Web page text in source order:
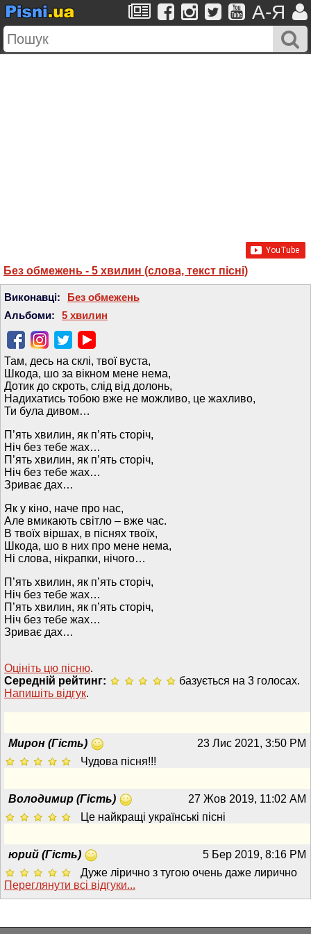
A-Я
Без обмежень - 5 хвилин (слова, текст пісні)
Виконавці:
Без обмежень
Альбоми:
5 хвилин
Там, десь на склі, твої вуста,
Шкода, шо за вікном мене нема,
Дотик до скроть, слід від долонь,
Надихатись тобою вже не можливо, це жахливо,
Ти була дивом…
П’ять хвилин, як п’ять сторіч,
Ніч без тебе жах…
П’ять хвилин, як п’ять сторіч,
Ніч без тебе жах…
Зриває дах…
Як у кіно, наче про нас,
Але вмикають світло – вже час.
В твоїх віршах, в піснях твоїх,
Шкода, шо в них про мене нема,
Ні слова, нікрапки, нічого…
П’ять хвилин, як п’ять сторіч,
Ніч без тебе жах…
П’ять хвилин, як п’ять сторіч,
Ніч без тебе жах…
Зриває дах…
Оцініть цю пісню.
Середній рейтинг:
базується на 3 голосах.
Напишiть вiдгук.
23 Лис 2021, 3:50 PM
Мирон (Гість)
Чудова пісня!!!
27 Жов 2019, 11:02 AM
Володимир (Гість)
Це найкращі українські пісні
5 Бер 2019, 8:16 PM
юрий (Гість)
Дуже лірично з тугою очень даже лирично
Переглянути всi вiдгуки...